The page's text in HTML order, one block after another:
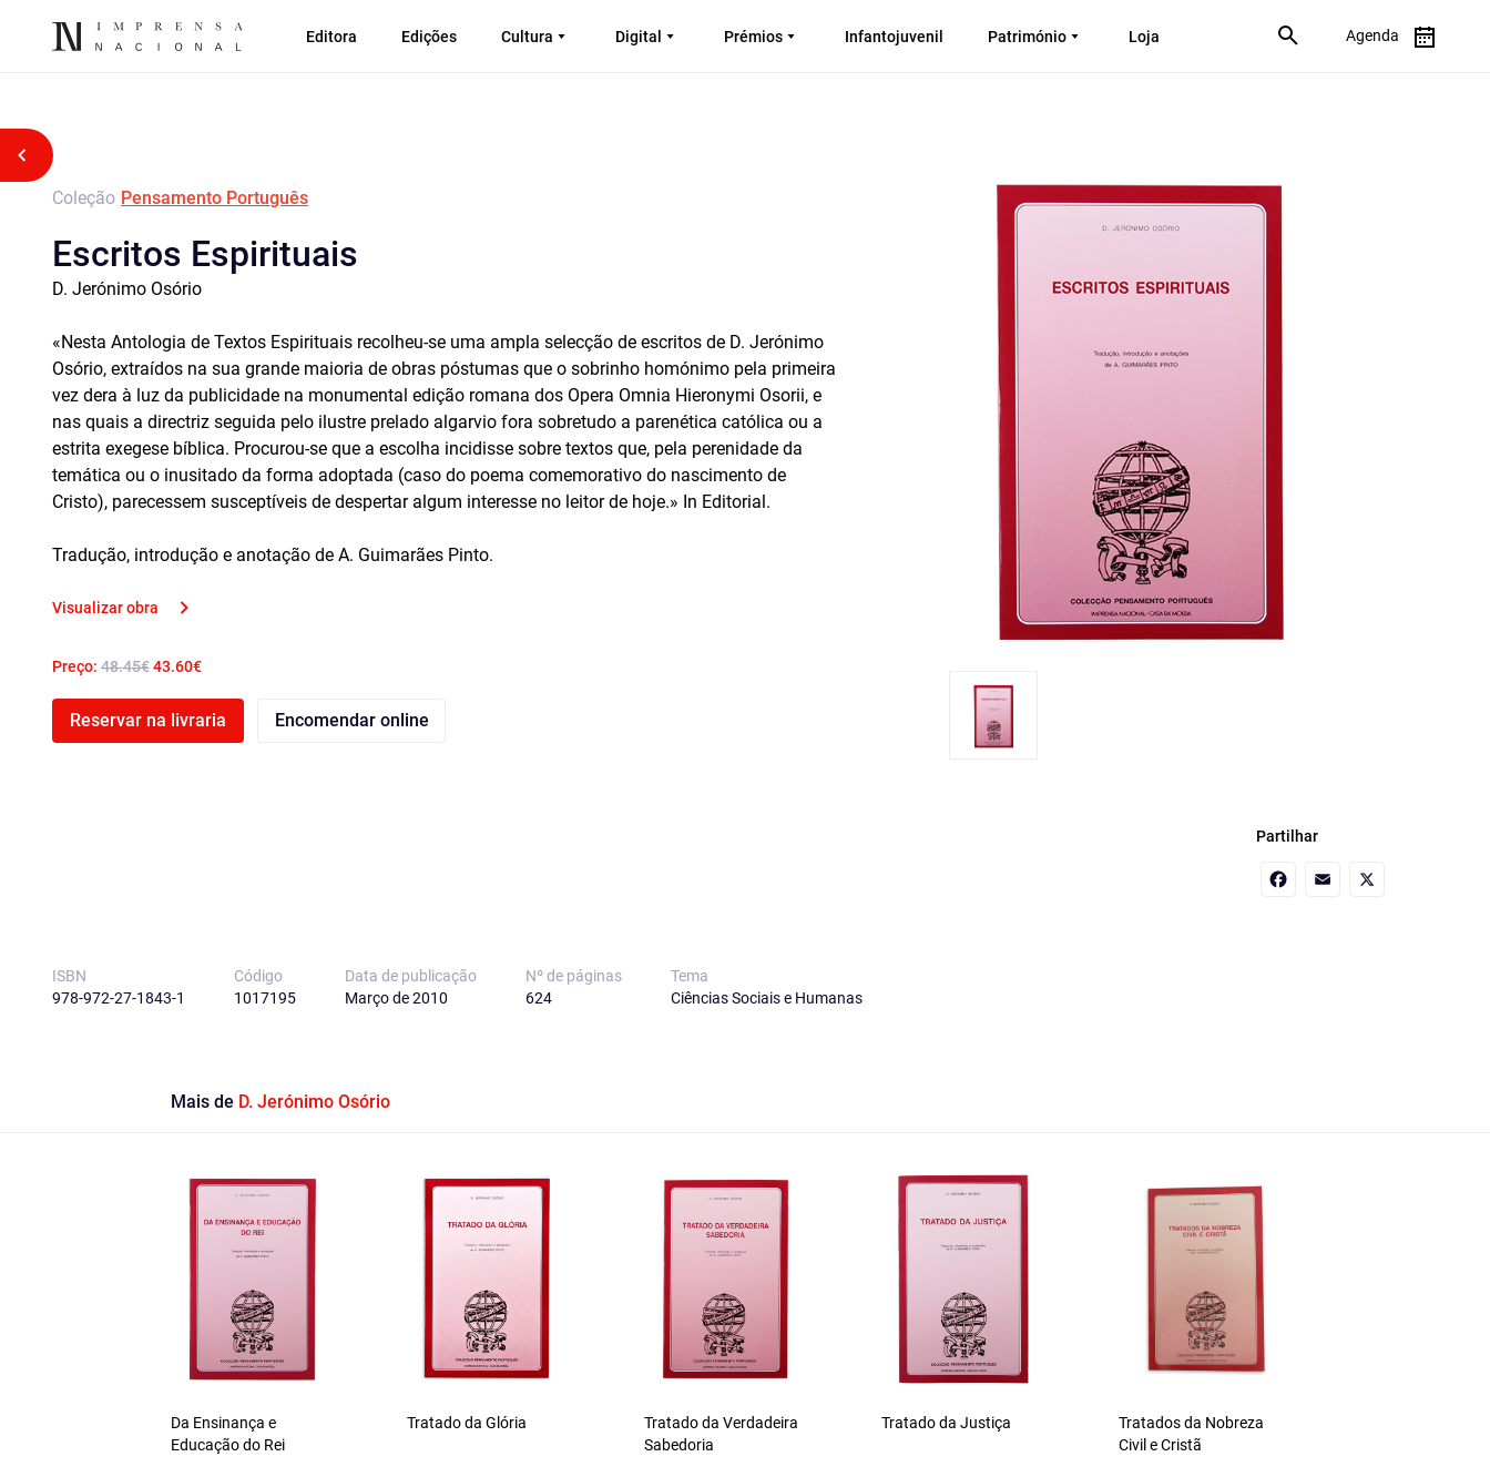
Editora Edições Cultura Digital Prémios Infantojuvenil Património Loja Agenda
Voltar atrás
Coleção Pensamento Português
Escritos Espirituais
D. Jerónimo Osório
«Nesta Antologia de Textos Espirituais recolheu-se uma ampla selecção de escritos de D. Jerónimo
Osório, extraídos na sua grande maioria de obras póstumas que o sobrinho homónimo pela primeira
vez dera à luz da publicidade na monumental edição romana dos Opera Omnia Hieronymi Osorii, e
nas quais a directriz seguida pelo ilustre prelado algarvio fora sobretudo a parenética católica ou a
estrita exegese bíblica. Procurou-se que a escolha incidisse sobre textos que, pela perenidade da
temática ou o inusitado da forma adoptada (caso do poema comemorativo do nascimento de
Cristo), parecessem susceptíveis de despertar algum interesse no leitor de hoje.» In Editorial.
Tradução, introdução e anotação de A. Guimarães Pinto.
Visualizar obra
Preço: 48.45€43.60€
Reservar na livraria Encomendar online
Partilhar
ISBN
978-972-27-1843-1
Código
1017195
Data de publicação
Março de 2010
Nº de páginas
624
Tema
Ciências Sociais e Humanas
Mais de D. Jerónimo Osório
Da Ensinança e
Educação do Rei
Tratado da Glória
Tratado da Verdadeira
Sabedoria
Tratado da Justiça
Tratados da Nobreza
Civil e Cristã